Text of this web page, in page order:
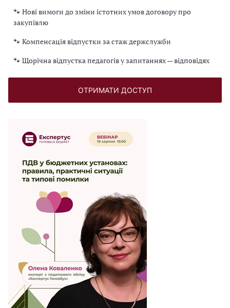
🐾 Нові вимоги до зміни істотних умов договору про
закупівлю
🐾 Компенсація відпустки за стаж держслужби
🐾 Щорічна відпустка педагогів у запитаннях — відповідях
ОТРИМАТИ ДОСТУП